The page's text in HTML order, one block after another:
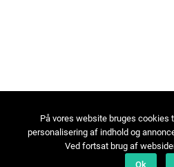
På vores website bruges
personalisering af indhold og
Ved fortsat brug af
Ok